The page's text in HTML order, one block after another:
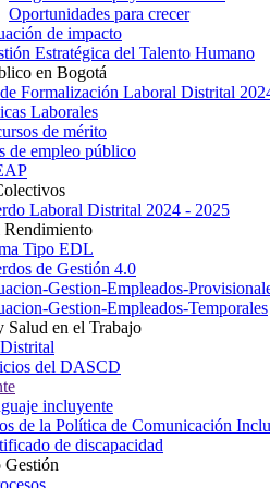
Oportunidades para crecer
de impacto
Estratégica del Talento Humano
en Bogotá
Formalización Laboral Distrital
Laborales
de mérito
de empleo público
Laboral Distrital 2024 - 2025
Rendimiento
Tipo EDL
de Gestión 4.0
Gestion-Empleados-
Gestion-Empleados-Temporales
Salud en el Trabajo
del DASCD
incluyente
de la Política de Comunicación
de discapacidad
Gestión